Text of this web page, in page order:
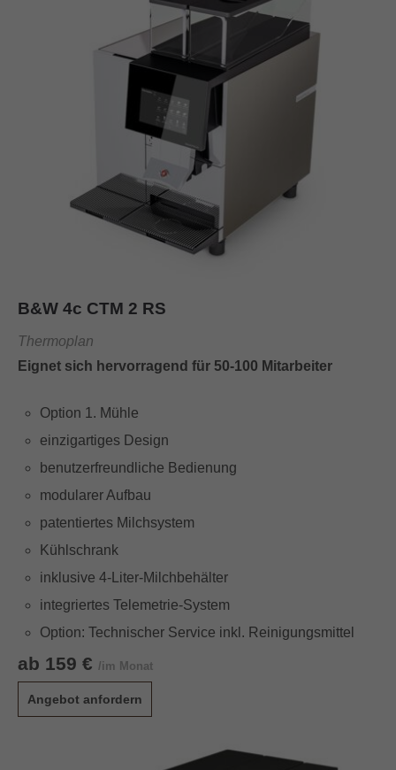
B&W 4c CTM 2 RS
Thermoplan
Eignet sich hervorragend für 50-100 Mitarbeiter
Option 1. Mühle
einzigartiges Design
benutzerfreundliche Bedienung
modularer Aufbau
patentiertes Milchsystem
Kühlschrank
inklusive 4-Liter-Milchbehälter
integriertes Telemetrie-System
Option: Technischer Service inkl. Reinigungsmittel
ab 159 € /im Monat
Angebot anfordern